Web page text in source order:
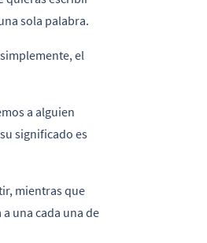
sola palabra.
el
a alguien
significado es
mientras que
una cada una de